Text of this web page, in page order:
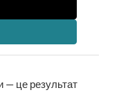
— це результат